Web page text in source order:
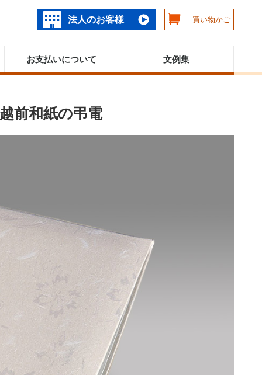
法人のお客様 買い物かご
お支払いについて 文例集
前和紙の弔電